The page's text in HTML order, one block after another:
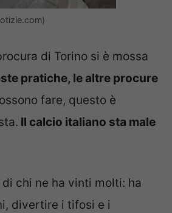
di Torino si è mossa
pratiche, le altre procure
fare, questo è
Il calcio italiano sta male
chi ne ha vinti molti: ha
divertire i tifosi e i